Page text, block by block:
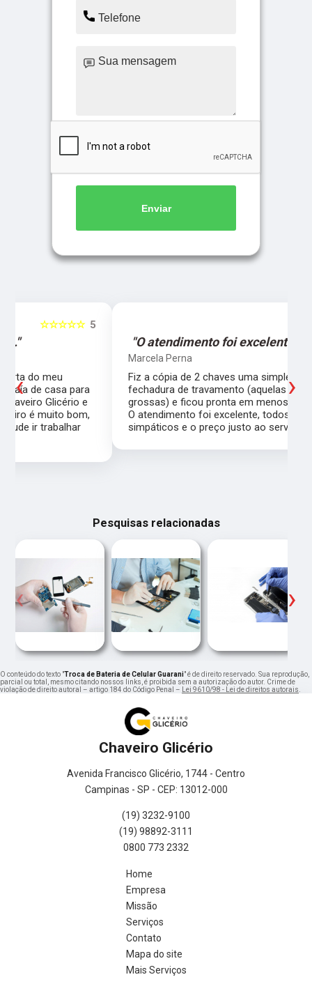
Enviar
"O atendimento foi excelente."
Fiz a cópia de 2 chaves uma simples e outra pra
fechadura de travamento (aquelas chaves
grossas) e ficou pronta em menos de 15 minutos.
O atendimento foi excelente, todos muito
simpáticos e o preço justo ao serviço!!
‹ ›
Pesquisas relacionadas
‹ ›
O conteúdo do texto "Troca de Bateria de Celular Guarani" é de direito reservado. Sua reprodução,
parcial ou total, mesmo citando nossos links, é proibida sem a autorização do autor. Crime de
violação de direito autoral – artigo 184 do Código Penal –
Lei 9610/98 - Lei de direitos autorais
Chaveiro Glicério
Avenida Francisco Glicério, 1744 - Centro
Campinas - SP - CEP: 13012-000
(19) 3232-9100
(19) 98892-3111
0800 773 2332
Home
Empresa
Missão
Serviços
Contato
Mapa do site
Mais Serviços